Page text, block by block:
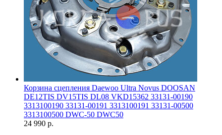
Корзина сцепления Daewoo Ultra Novus DOOSAN
DE12TIS DV15TIS DL08 VKD15362 33131-00190
3313100190 33131-00191 3313100191 33131-00500
3313100500 DWC-50 DWC50
24 990 р.